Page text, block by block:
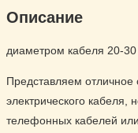
Описание
диаметром кабеля 20-
Представляем отличное
электрического
телефонных кабелей